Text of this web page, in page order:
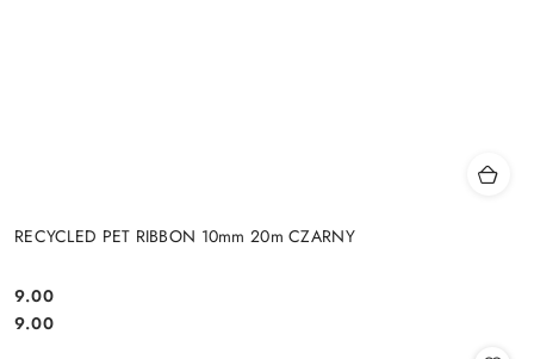
RECYCLED PET RIBBON 10mm 20m CZARNY
Cena:
9.00
Cena:
9.00